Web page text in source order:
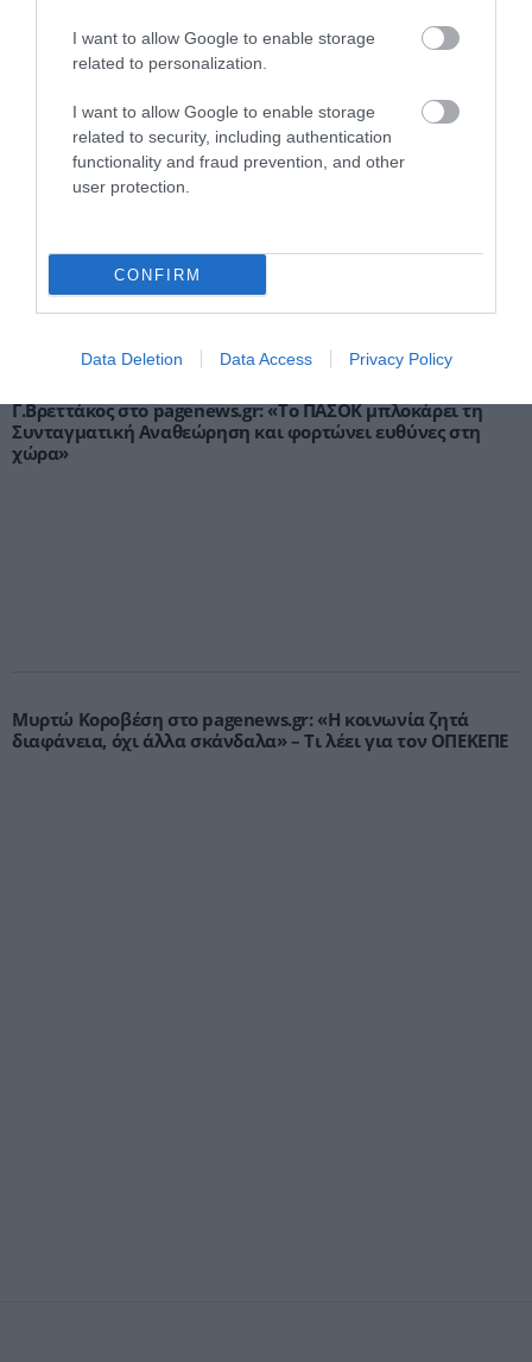
I want to allow Google to enable storage
related to personalization.
I want to allow Google to enable storage
related to security, including authentication
functionality and fraud prevention, and other
user protection.
CONFIRM
Data Deletion Data Access Privacy Policy
PODCASTS
Μπαλατσούκας pagenews.gr:«Η κυβέρνηση θυμάται τους
πυροσβέστες όταν τους λέει ήρωες–όχι όταν ζητούν
στήριξη»
Γ.Βρεττάκος στο pagenews.gr: «Το ΠΑΣΟΚ μπλοκάρει τη
Συνταγματική Αναθεώρηση και φορτώνει ευθύνες στη
χώρα»
Μυρτώ Κοροβέση στο pagenews.gr: «Η κοινωνία ζητά
διαφάνεια, όχι άλλα σκάνδαλα» – Τι λέει για τον ΟΠΕΚΕΠΕ